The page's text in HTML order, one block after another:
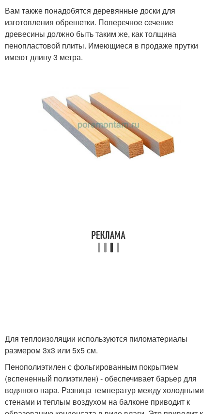
Вам также понадобятся деревянные доски для
изготовления обрешетки. Поперечное сечение
древесины должно быть таким же, как толщина
пенопластовой плиты. Имеющиеся в продаже прутки
имеют длину 3 метра.
Для теплоизоляции используются пиломатериалы
размером 3x3 или 5x5 см.
Пенополиэтилен с фольгированным покрытием
(вспененный полиэтилен) - обеспечивает барьер для
водяного пара. Разница температур между холодными
стенами и теплым воздухом на балконе приводит к